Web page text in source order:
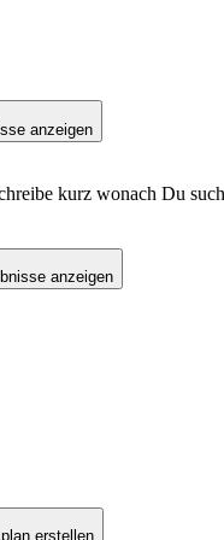
anzeigen
kurz wonach Du
anzeigen
erstellen